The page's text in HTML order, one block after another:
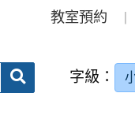
教室預約
送出 字級：